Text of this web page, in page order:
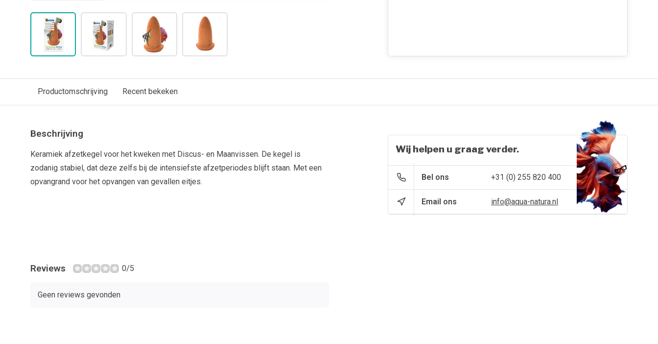
Productomschrijving Recent bekeken
Beschrijving
Keramiek afzetkegel voor het kweken met Discus- en Maan­vissen. De kegel is
zodanig stabiel, dat deze zelfs bij de intensiefste afzetperiodes blijft staan. Met een
opvangrand voor het opvangen van gevallen eitjes.
Reviews 0/5
Geen reviews gevonden
Wij helpen u graag verder.
Bel ons +31 (0) 255 820 400
Email ons info@aqua-natura.nl